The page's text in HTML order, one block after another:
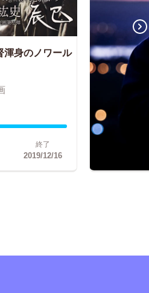
身のノワール
終了
2019/12/16